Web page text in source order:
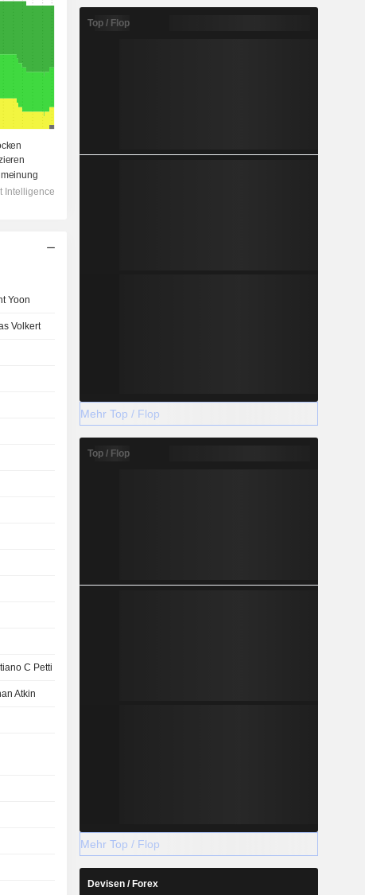
Yoon
Volkert
C Petti
Atkin
Top / Flop
Mehr Top / Flop
Top / Flop
Mehr Top / Flop
Devisen / Forex